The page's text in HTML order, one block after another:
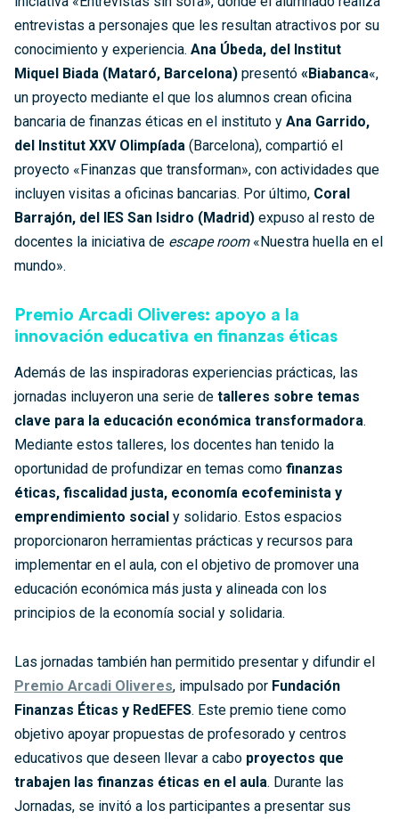
entrevistas a personajes que les resultan atractivos por su
conocimiento y experiencia. Ana Úbeda, del Institut
Miquel Biada (Mataró, Barcelona) presentó «Biabanca«,
un proyecto mediante el que los alumnos crean oficina
bancaria de finanzas éticas en el instituto y Ana Garrido,
del Institut XXV Olimpíada (Barcelona), compartió el
proyecto «Finanzas que transforman», con actividades que
incluyen visitas a oficinas bancarias. Por último, Coral
Barrajón, del IES San Isidro (Madrid) expuso al resto de
docentes la iniciativa de escape room«Nuestra huella en el
mundo».
Premio Arcadi Oliveres: apoyo a la
innovación educativa en finanzas éticas
Además de las inspiradoras experiencias prácticas, las
jornadas incluyeron una serie de talleres sobre temas
clave para la educación económica transformadora.
Mediante estos talleres, los docentes han tenido la
oportunidad de profundizar en temas como finanzas
éticas, fiscalidad justa, economía ecofeminista y
emprendimiento social y solidario. Estos espacios
proporcionaron herramientas prácticas y recursos para
implementar en el aula, con el objetivo de promover una
educación económica más justa y alineada con los
principios de la economía social y solidaria.
Las jornadas también han permitido presentar y difundir el
Premio Arcadi Oliveres, impulsado por Fundación
Finanzas Éticas y RedEFES. Este premio tiene como
objetivo apoyar propuestas de profesorado y centros
educativos que deseen llevar a cabo proyectos que
trabajen las finanzas éticas en el aula. Durante las
Jornadas, se invitó a los participantes a presentar sus